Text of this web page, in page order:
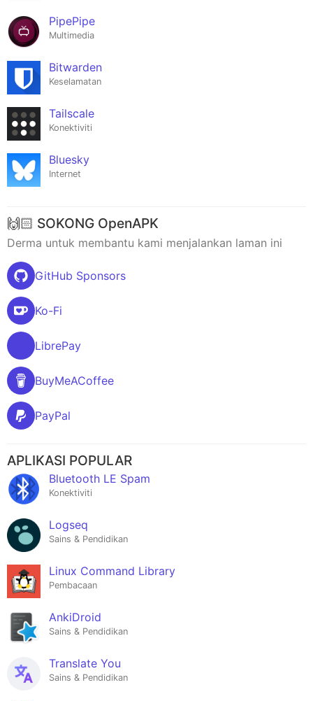
PipePipe
Multimedia
Bitwarden
Keselamatan
Tailscale
Konektiviti
Bluesky
Internet
🙌🏻 SOKONG OpenAPK
Derma untuk membantu kami menjalankan laman ini
GitHub Sponsors
Ko-Fi
LibrePay
BuyMeACoffee
PayPal
APLIKASI POPULAR
Bluetooth LE Spam
Konektiviti
Logseq
Sains & Pendidikan
Linux Command Library
Pembacaan
AnkiDroid
Sains & Pendidikan
Translate You
Sains & Pendidikan